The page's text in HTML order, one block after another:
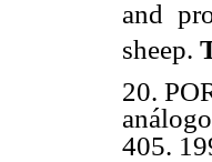
and
sheep.
20.
405.